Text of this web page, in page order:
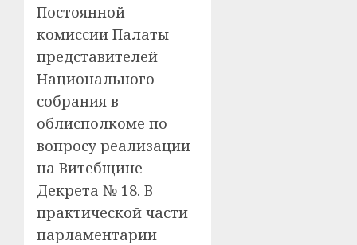
Постоянной
комиссии Палаты
представителей
Национального
собрания в
облисполкоме по
вопросу реализации
на Витебщине
Декрета № 18. В
практической части
парламентарии